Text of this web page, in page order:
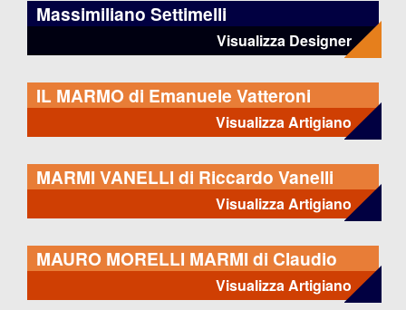
Massimiliano Settimelli
Visualizza Designer
IL MARMO di Emanuele Vatteroni
Visualizza Artigiano
MARMI VANELLI di Riccardo Vanelli
Visualizza Artigiano
MAURO MORELLI MARMI di Claudio
Visualizza Artigiano